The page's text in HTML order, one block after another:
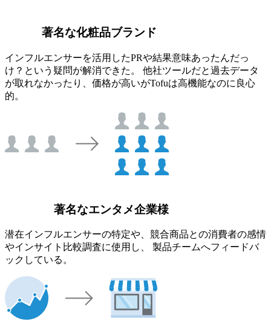
著名な化粧品ブランド
インフルエンサーを活用したPRや結果意味あったんだっ
け？という疑問が解消できた。 他社ツールだと過去データ
が取れなかったり、価格が高いがTofuは高機能なのに良心
的。
著名なエンタメ企業様
潜在インフルエンサーの特定や、競合商品との消費者の感情
やインサイト比較調査に使用し、 製品チームへフィードバ
ックしている。